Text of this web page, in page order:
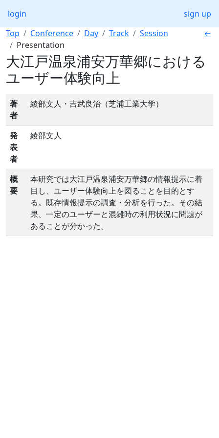
login
sign up
←
Top Conference Day Track
Session
Presentation
大江戸温泉浦安万華郷における
ユーザー体験向上
著
者
綾部文人・吉武良治（芝浦工業大学）
発
表
者
綾部文人
概
要
本研究では大江戸温泉浦安万華郷の情報提示に着
目し、ユーザー体験向上を図ることを目的とす
る。既存情報提示の調査・分析を行った。その結
果、一定のユーザーと混雑時の利用状況に問題が
あることが分かった。